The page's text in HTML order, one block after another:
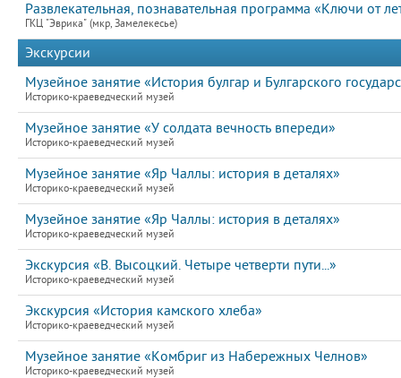
Развлекательная, познавательная программа «Ключи от
ГКЦ "Эврика" (мкр, Замелекесье)
Экскурсии
Музейное занятие «История булгар и Булгарского
Историко-краеведческий музей
Музейное занятие «У солдата вечность впереди»
Историко-краеведческий музей
Музейное занятие «Яр Чаллы: история в деталях»
Историко-краеведческий музей
Музейное занятие «Яр Чаллы: история в деталях»
Историко-краеведческий музей
Экскурсия «В. Высоцкий. Четыре четверти пути...»
Историко-краеведческий музей
Экскурсия «История камского хлеба»
Историко-краеведческий музей
Музейное занятие «Комбриг из Набережных Челнов»
Историко-краеведческий музей